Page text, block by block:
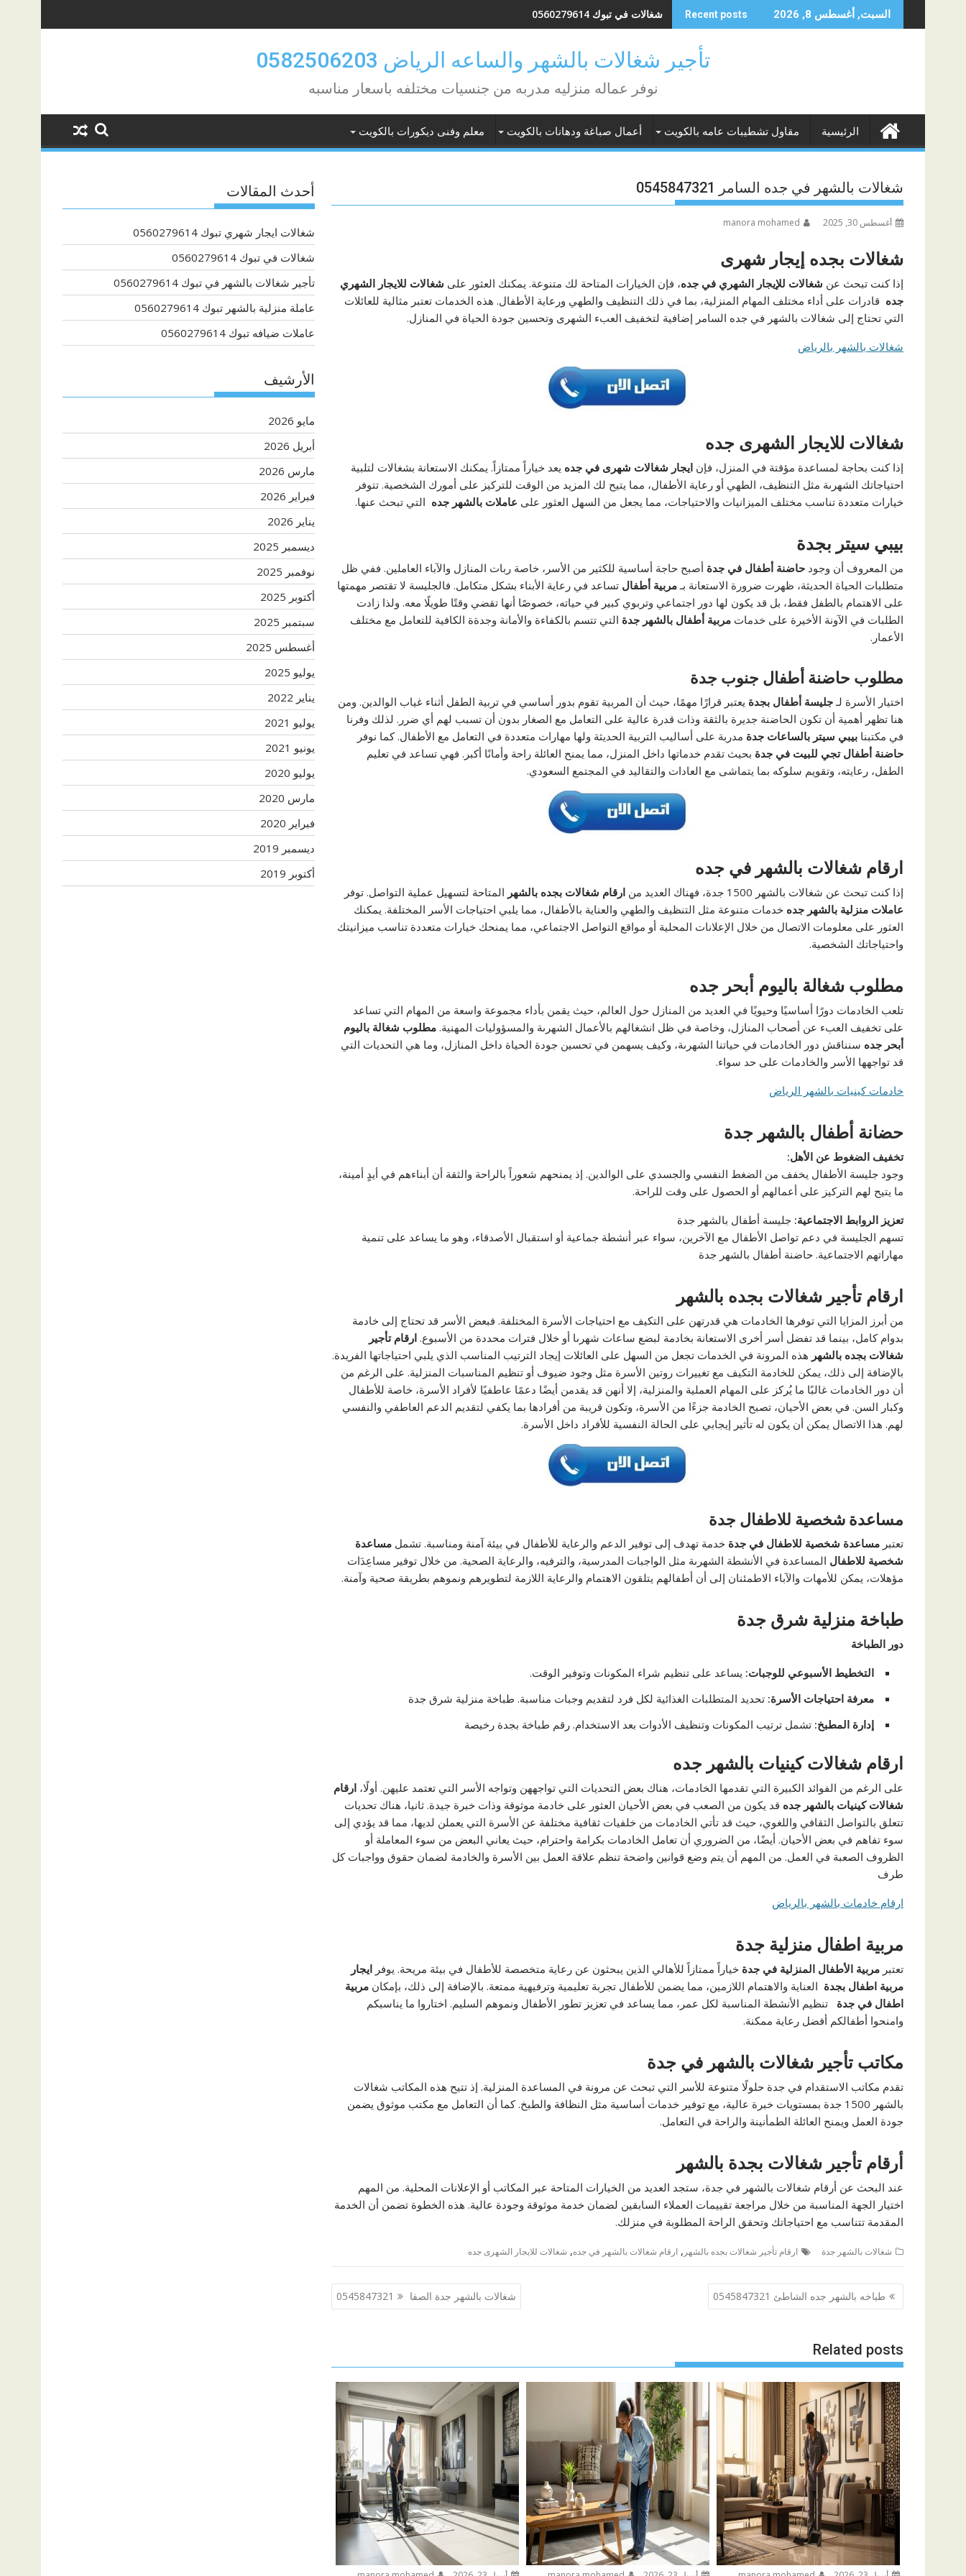
to
السبت, أغسطس 8, 2026 Recent posts شغالات في تبوك 0560279614
تأجير شغالات بالشهر والساعه الرياض 0582506203
نوفر عماله منزليه مدربه من جنسيات مختلفه باسعار مناسبه
الرئيسية مقاول تشطيبات عامه بالكويت أعمال صباغة ودهانات بالكويت معلم وفنى ديكورات بالكويت
شغالات بالشهر في جده السامر 0545847321
أغسطس 30, 2025 manora mohamed
شغالات بجده إيجار شهرى
إذا كنت تبحث عن شغالات للإيجار الشهري في جده، فإن الخيارات المتاحة لك متنوعة. يمكنك العثور على شغالات للايجار الشهري
جده قادرات على أداء مختلف المهام المنزلية، بما في ذلك التنظيف والطهي ورعاية الأطفال. هذه الخدمات تعتبر مثالية للعائلات
التي تحتاج إلى شغالات بالشهر في جده السامر إضافية لتخفيف العبء الشهرى وتحسين جودة الحياة في المنازل.
شغالات بالشهر بالرياض
شغالات للايجار الشهرى جده
إذا كنت بحاجة لمساعدة مؤقتة في المنزل، فإن ايجار شغالات شهرى في جده يعد خياراً ممتازاً. يمكنك الاستعانة بشغالات لتلبية
احتياجاتك الشهرىة مثل التنظيف، الطهي أو رعاية الأطفال، مما يتيح لك المزيد من الوقت للتركيز على أمورك الشخصية. تتوفر
خيارات متعددة تناسب مختلف الميزانيات والاحتياجات، مما يجعل من السهل العثور على عاملات بالشهر جده التي تبحث عنها.
بيبي سيتر بجدة
من المعروف أن وجود حاضنة أطفال في جدة أصبح حاجة أساسية للكثير من الأسر، خاصة ربات المنازل والآباء العاملين. ففي ظل
متطلبات الحياة الحديثة، ظهرت ضرورة الاستعانة بـمربية أطفال تساعد في رعاية الأبناء بشكل متكامل. فالجليسة لا تقتصر مهمتها
على الاهتمام بالطفل فقط، بل قد يكون لها دور اجتماعي وتربوي كبير في حياته، خصوصًا أنها تقضي وقتًا طويلًا معه. ولذا زادت
الطلبات في الآونة الأخيرة على خدمات مربية أطفال بالشهر جدة التي تتسم بالكفاءة والأمانة وجدةة الكافية للتعامل مع مختلف
الأعمار.
مطلوب حاضنة أطفال جنوب جدة
اختيار الأسرة لـجليسة أطفال بجدة يعتبر قرارًا مهمًا، حيث أن المربية تقوم بدور أساسي في تربية الطفل أثناء غياب الوالدين. ومن
هنا تظهر أهمية أن تكون الحاضنة جديرة بالثقة وذات قدرة عالية على التعامل مع الصغار بدون أن تسبب لهم أي ضرر. لذلك وفرنا
في مكتبنا بيبي سيتر بالساعات جدة مدربة على أساليب التربية الحديثة ولها مهارات متعددة في التعامل مع الأطفال. كما نوفر
حاضنة أطفال تجي للبيت في جدة بحيث تقدم خدماتها داخل المنزل، مما يمنح العائلة راحة وأمانًا أكبر. فهي تساعد في تعليم
الطفل، رعايته، وتقويم سلوكه بما يتماشى مع العادات والتقاليد في المجتمع السعودي.
ارقام شغالات بالشهر في جده
إذا كنت تبحث عن شغالات بالشهر 1500 جدة، فهناك العديد من ارقام شغالات بجده بالشهر المتاحة لتسهيل عملية التواصل. توفر
عاملات منزلية بالشهر جده خدمات متنوعة مثل التنظيف والطهي والعناية بالأطفال، مما يلبي احتياجات الأسر المختلفة. يمكنك
العثور على معلومات الاتصال من خلال الإعلانات المحلية أو مواقع التواصل الاجتماعي، مما يمنحك خيارات متعددة تناسب ميزانيتك
واحتياجاتك الشخصية.
مطلوب شغالة باليوم أبحر جده
تلعب الخادمات دورًا أساسيًا وحيويًا في العديد من المنازل حول العالم، حيث يقمن بأداء مجموعة واسعة من المهام التي تساعد
على تخفيف العبء عن أصحاب المنازل، وخاصة في ظل انشغالهم بالأعمال الشهرىة والمسؤوليات المهنية. مطلوب شغالة باليوم
أبحر جده سنناقش دور الخادمات في حياتنا الشهرىة، وكيف يسهمن في تحسين جودة الحياة داخل المنازل، وما هي التحديات التي
قد تواجهها الأسر والخادمات على حد سواء.
خادمات كينيات بالشهر الرياض
حضانة أطفال بالشهر جدة
تخفيف الضغوط عن الأهل:
وجود جليسة الأطفال يخفف من الضغط النفسي والجسدي على الوالدين. إذ يمنحهم شعوراً بالراحة والثقة أن أبناءهم في أيدٍ أمينة،
ما يتيح لهم التركيز على أعمالهم أو الحصول على وقت للراحة.
تعزيز الروابط الاجتماعية: جليسة أطفال بالشهر جدة
تسهم الجليسة في دعم تواصل الأطفال مع الآخرين، سواء عبر أنشطة جماعية أو استقبال الأصدقاء، وهو ما يساعد على تنمية
مهاراتهم الاجتماعية. حاضنة أطفال بالشهر جدة
ارقام تأجير شغالات بجده بالشهر
من أبرز المزايا التي توفرها الخادمات هي قدرتهن على التكيف مع احتياجات الأسرة المختلفة. فبعض الأسر قد تحتاج إلى خادمة
بدوام كامل، بينما قد تفضل أسر أخرى الاستعانة بخادمة لبضع ساعات شهرىا أو خلال فترات محددة من الأسبوع. ارقام تأجير
شغالات بجده بالشهر هذه المرونة في الخدمات تجعل من السهل على العائلات إيجاد الترتيب المناسب الذي يلبي احتياجاتها الفريدة.
بالإضافة إلى ذلك، يمكن للخادمة التكيف مع تغييرات روتين الأسرة مثل وجود ضيوف أو تنظيم المناسبات المنزلية. على الرغم من
أن دور الخادمات غالبًا ما يُركز على المهام العملية والمنزلية، إلا أنهن قد يقدمن أيضًا دعمًا عاطفيًا لأفراد الأسرة، خاصة للأطفال
وكبار السن. في بعض الأحيان، تصبح الخادمة جزءًا من الأسرة، وتكون قريبة من أفرادها بما يكفي لتقديم الدعم العاطفي والنفسي
لهم. هذا الاتصال يمكن أن يكون له تأثير إيجابي على الحالة النفسية للأفراد داخل الأسرة.
مساعدة شخصية للاطفال جدة
تعتبر مساعدة شخصية للاطفال في جدة خدمة تهدف إلى توفير الدعم والرعاية للأطفال في بيئة آمنة ومناسبة. تشمل مساعدة
شخصية للاطفال المساعدة في الأنشطة الشهرىة مثل الواجبات المدرسية، والترفيه، والرعاية الصحية. من خلال توفير مساعِدَات
مؤهلات، يمكن للأمهات والآباء الاطمئنان إلى أن أطفالهم يتلقون الاهتمام والرعاية اللازمة لتطويرهم ونموهم بطريقة صحية وآمنة.
طباخة منزلية شرق جدة
دور الطباخة
التخطيط الأسبوعي للوجبات: يساعد على تنظيم شراء المكونات وتوفير الوقت.
معرفة احتياجات الأسرة: تحديد المتطلبات الغذائية لكل فرد لتقديم وجبات مناسبة. طباخة منزلية شرق جدة
إدارة المطبخ: تشمل ترتيب المكونات وتنظيف الأدوات بعد الاستخدام. رقم طباخة بجدة رخيصة
ارقام شغالات كينيات بالشهر جده
على الرغم من الفوائد الكبيرة التي تقدمها الخادمات، هناك بعض التحديات التي تواجههن وتواجه الأسر التي تعتمد عليهن. أولًا، ارقام
شغالات كينيات بالشهر جده قد يكون من الصعب في بعض الأحيان العثور على خادمة موثوقة وذات خبرة جيدة. ثانيا، هناك تحديات
تتعلق بالتواصل الثقافي واللغوي، حيث قد تأتي الخادمات من خلفيات ثقافية مختلفة عن الأسرة التي يعملن لديها، مما قد يؤدي إلى
سوء تفاهم في بعض الأحيان. أيضًا، من الضروري أن تعامل الخادمات بكرامة واحترام، حيث يعاني البعض من سوء المعاملة أو
الظروف الصعبة في العمل. من المهم أن يتم وضع قوانين واضحة تنظم علاقة العمل بين الأسرة والخادمة لضمان حقوق وواجبات كل
طرف
ارقام خادمات بالشهر بالرياض
مربية اطفال منزلية جدة
تعتبر مربية الأطفال المنزلية في جدة خياراً ممتازاً للأهالي الذين يبحثون عن رعاية متخصصة للأطفال في بيئة مريحة. يوفر ايجار
مربية اطفال بجدة العناية والاهتمام اللازمين، مما يضمن للأطفال تجربة تعليمية وترفيهية ممتعة. بالإضافة إلى ذلك، بإمكان مربية
اطفال في جدة تنظيم الأنشطة المناسبة لكل عمر، مما يساعد في تعزيز تطور الأطفال ونموهم السليم. اختاروا ما يناسبكم
وامنحوا أطفالكم أفضل رعاية ممكنة.
مكاتب تأجير شغالات بالشهر في جدة
تقدم مكاتب الاستقدام في جدة حلولًا متنوعة للأسر التي تبحث عن مرونة في المساعدة المنزلية. إذ تتيح هذه المكاتب شغالات
بالشهر 1500 جدة بمستويات خبرة عالية، مع توفير خدمات أساسية مثل النظافة والطبخ. كما أن التعامل مع مكتب موثوق يضمن
جودة العمل ويمنح العائلة الطمأنينة والراحة في التعامل.
أرقام تأجير شغالات بجدة بالشهر
عند البحث عن أرقام شغالات بالشهر في جدة، ستجد العديد من الخيارات المتاحة عبر المكاتب أو الإعلانات المحلية. من المهم
اختيار الجهة المناسبة من خلال مراجعة تقييمات العملاء السابقين لضمان خدمة موثوقة وجودة عالية. هذه الخطوة تضمن أن الخدمة
المقدمة تتناسب مع احتياجاتك وتحقق الراحة المطلوبة في منزلك.
شغالات بالشهر جدة ارقام تأجير شغالات بجده بالشهر , ارقام شغالات بالشهر في جده, شغالات للايجار الشهرى جده
تصفّح
المقالات
طباخه بالشهر جده الشاطئ 0545847321 شغالات بالشهر جدة الصفا 0545847321
Related posts
أحدث المقالات
شغالات ايجار شهري تبوك 0560279614
شغالات في تبوك 0560279614
تأجير شغالات بالشهر في تبوك 0560279614
عاملة منزلية بالشهر تبوك 0560279614
عاملات ضيافه تبوك 0560279614
الأرشيف
مايو 2026
أبريل 2026
مارس 2026
فبراير 2026
يناير 2026
ديسمبر 2025
نوفمبر 2025
أكتوبر 2025
سبتمبر 2025
أغسطس 2025
يوليو 2025
يناير 2022
يوليو 2021
يونيو 2021
يوليو 2020
مارس 2020
فبراير 2020
ديسمبر 2019
أكتوبر 2019